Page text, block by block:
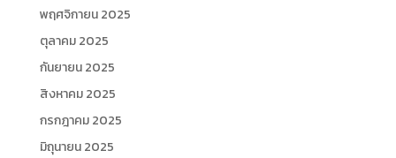
พฤศจิกายน 2025
ตุลาคม 2025
กันยายน 2025
สิงหาคม 2025
กรกฎาคม 2025
มิถุนายน 2025